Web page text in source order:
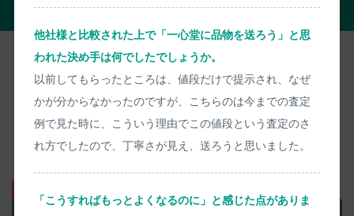
他社様と比較された上で「一心堂に品物を送ろう」と思
われた決め手は何でしたでしょうか。
以前してもらったところは、値段だけで提示され、なぜ
かが分からなかったのですが、こちらのは今までの査定
例で見た時に、こういう理由でこの値段という査定のさ
れ方でしたので、丁寧さが見え、送ろうと思いました。
「こうすればもっとよくなるのに」と感じた点がありま
買取の流れ
宅配買取 店頭買取
自宅にいながら買取がすべて完了。
買取代金のお支払いもお待たせしません。